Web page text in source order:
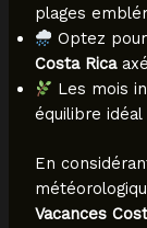
plages
Optez
Costa Rica
Les mois
équilibre idéal
En
Vacances